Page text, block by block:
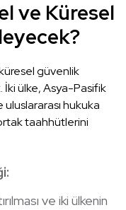
ve Küresel
güvenlik
ülke, Asya-Pasifik
hukuka
taahhütlerini
ve iki ülkenin